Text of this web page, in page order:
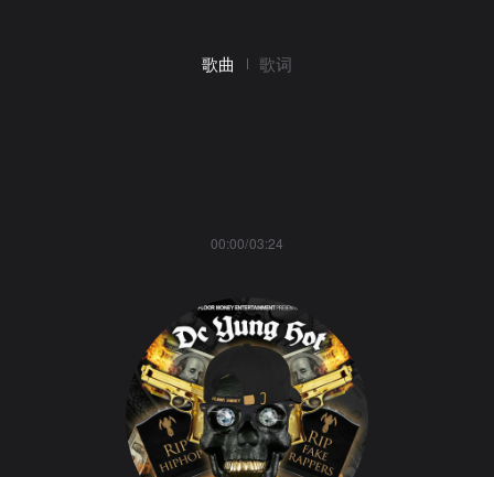
歌曲 歌词
00:00/03:24